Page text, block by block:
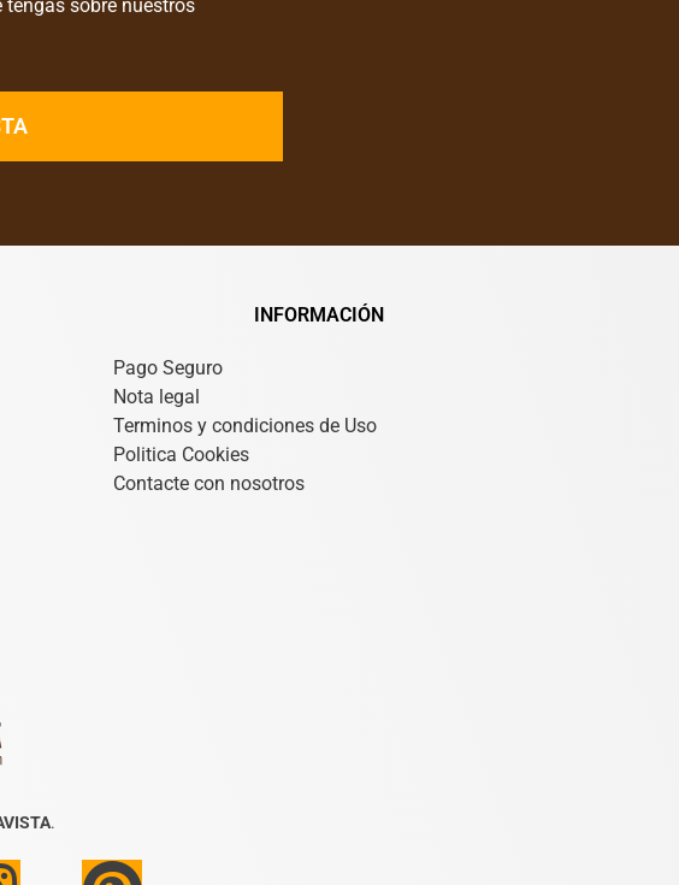
sobre nuestros
INFORMACIÓN
Pago Seguro
Nota legal
Terminos y condiciones de Uso
Politica Cookies
Contacte con nosotros
.